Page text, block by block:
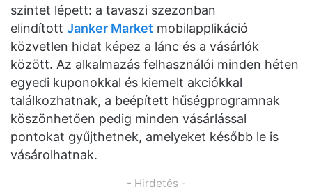
szintet lépett: a tavaszi szezonban
elindított Janker Market mobilapplikáció
közvetlen hidat képez a lánc és a vásárlók
között. Az alkalmazás felhasználói minden héten
egyedi kuponokkal és kiemelt akciókkal
találkozhatnak, a beépített hűségprogramnak
köszönhetően pedig minden vásárlással
pontokat gyűjthetnek, amelyeket később le is
vásárolhatnak.
- Hirdetés -